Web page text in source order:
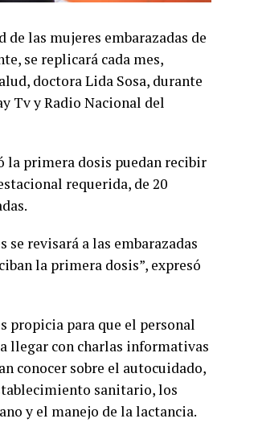
las mujeres embarazadas de
se replicará cada mes,
doctora Lida Sosa, durante
Tv y Radio Nacional del
la primera dosis puedan recibir
requerida, de 20
se revisará a las embarazadas
la primera dosis”, expresó
propicia para que el personal
llegar con charlas informativas
conocer sobre el autocuidado,
sanitario, los
y el manejo de la lactancia.